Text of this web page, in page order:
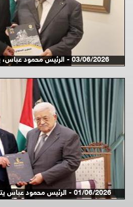
03/06/2026 - الرئيس محمود عباس، يتسلم التقرير السنوي ...
01/06/2026 - الرئيس محمود عباس يتسلم التقرير السنوي ل ...